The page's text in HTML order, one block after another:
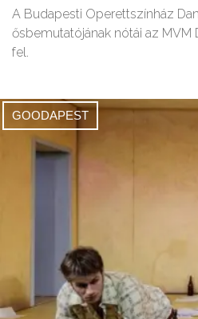
A Budapesti Operettszínház
ősbemutatójának nótái az
fel.
GOODAPEST